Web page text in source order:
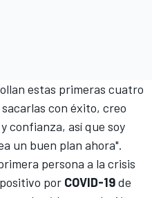
estas primeras cuatro
con éxito, creo
confianza, así que soy
un buen plan ahora".
persona a la crisis
por COVID-19de